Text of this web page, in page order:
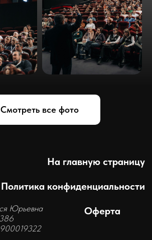
Смотреть все фото